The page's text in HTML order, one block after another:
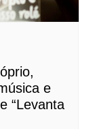
e
“Levanta